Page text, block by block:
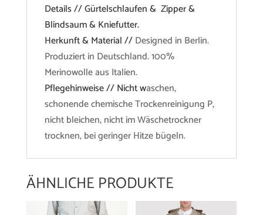
Details // Gürtelschlaufen & Zipper &
Blindsaum & Kniefutter.
Herkunft & Material //Designed in Berlin.
Produziert in Deutschland. 100%
Merinowolle aus Italien.
Pflegehinweise // Nicht waschen,
schonende chemische Trockenreinigung P,
nicht bleichen, nicht im Wäschetrockner
trocknen, bei geringer Hitze bügeln.
ÄHNLICHE PRODUKTE